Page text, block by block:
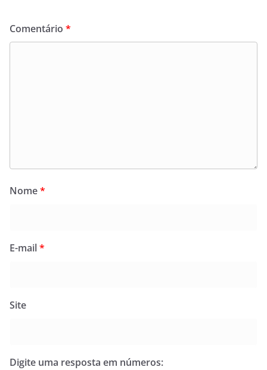
Comentário *
Nome*
E-mail*
Site
Digite uma resposta em números: